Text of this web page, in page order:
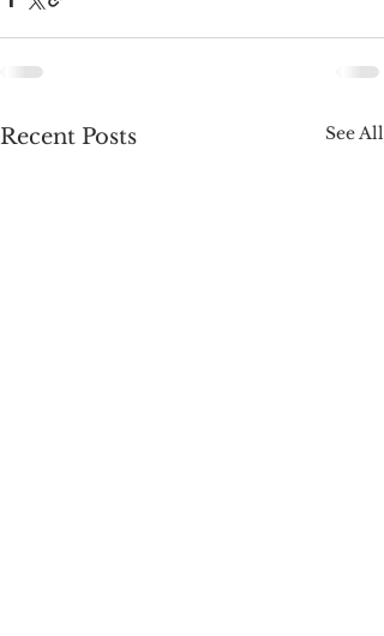
Recent Posts See All